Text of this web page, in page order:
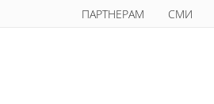
ПАРТНЕРАМ СМИ